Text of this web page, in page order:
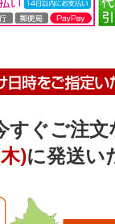
すぐご注文
)に発送い